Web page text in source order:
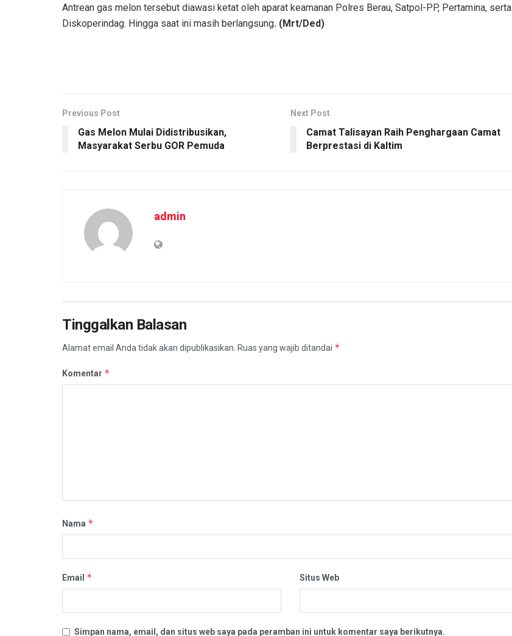
Antrean gas melon tersebut diawasi ketat oleh aparat keamanan Polres Berau, Satpol-PP, Pertamina, serta
Diskoperindag. Hingga saat ini masih berlangsung. (Mrt/Ded)
Previous Post
Gas Melon Mulai Didistribusikan,
Masyarakat Serbu GOR Pemuda
Next Post
Camat Talisayan Raih Penghargaan Camat
Berprestasi di Kaltim
admin
Tinggalkan Balasan
Alamat email Anda tidak akan dipublikasikan. Ruas yang wajib ditandai *
Komentar *
Nama *
Email * Situs Web
Simpan nama, email, dan situs web saya pada peramban ini untuk komentar saya berikutnya.